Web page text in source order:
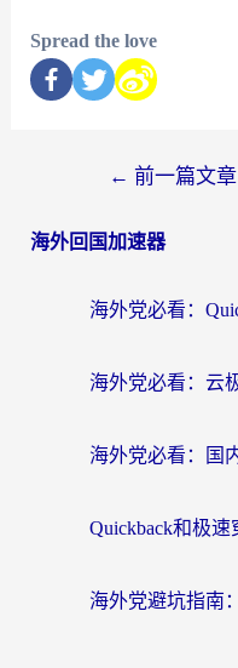
Spread the love
← 前一篇文章
海外回国加速器